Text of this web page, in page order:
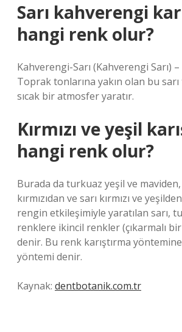
Sarı kahverengi
hangi renk olur?
Kahverengi-Sarı (Kahverengi Sarı)
Toprak tonlarına yakın olan bu
sıcak bir atmosfer yaratır.
Kırmızı ve yeşil
hangi renk olur?
Burada da turkuaz yeşil ve
kırmızıdan ve sarı kırmızı ve
rengin etkileşimiyle yaratılan sarı,
renklere ikincil renkler (çıkarmalı
denir. Bu renk karıştırma
yöntemi denir.
Kaynak: dentbotanik.com.tr